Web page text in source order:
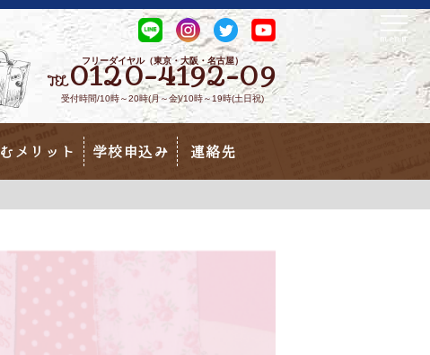
フリーダイヤル（東京・大阪・名古屋）
TEL0120-4192-09
受付時間/10時～20時(月～金)/10時～19時(土日祝)
メリット 学校申込み 連絡先